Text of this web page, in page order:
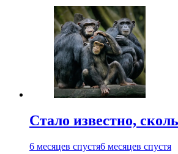
Стало известно,
6 месяцев спустя6 месяцев спустя